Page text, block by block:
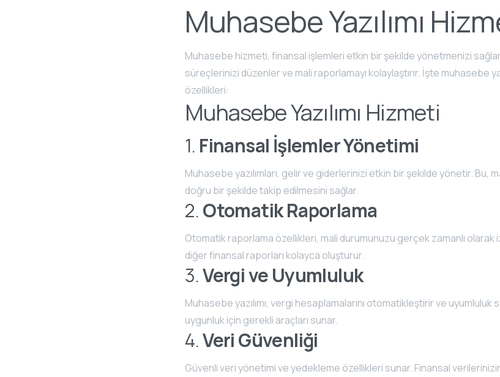
Muhasebe Yazılımı
Muhasebe hizmeti, finansal işlemleri etkin bir şekilde yönetmenizi sağlar.
süreçlerinizi düzenler ve mali raporlamayı kolaylaştırır. İşte muhasebe
özellikleri:
Muhasebe Yazılımı Hizmeti
1. Finansal İşlemler Yönetimi
Muhasebe yazılımları, gelir ve giderlerinizi etkin bir şekilde yönetir. Bu,
doğru bir şekilde takip edilmesini sağlar.
2.Otomatik Raporlama
Otomatik raporlama özellikleri, mali durumunuzu gerçek zamanlı
diğer finansal raporları kolayca oluşturur.
3.Vergi ve Uyumluluk
Muhasebe yazılımı, vergi hesaplamalarını otomatikleştirir ve uyumluluk
uygunluk için gerekli araçları sunar.
4.Veri Güvenliği
Güvenli veri yönetimi ve yedekleme özellikleri sunar. Finansal